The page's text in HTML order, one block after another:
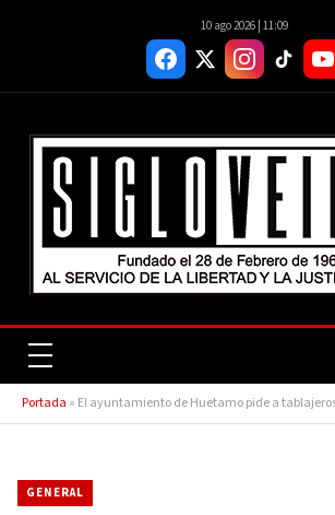
10 ago 2026 | 11:09
Portada » El ayuntamiento de Huetamo pide a
GENERAL